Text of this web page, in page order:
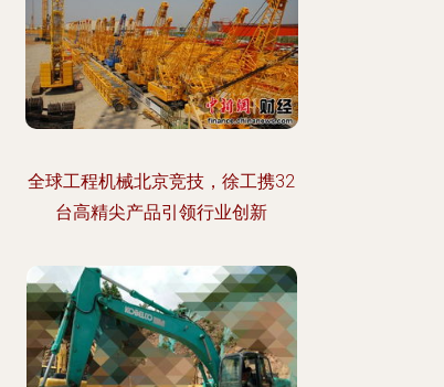
全球工程机械北京竞技，徐工携32
台高精尖产品引领行业创新